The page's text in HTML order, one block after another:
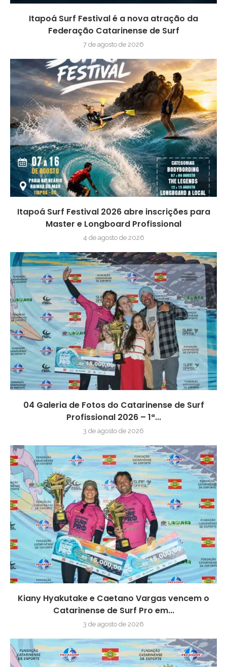
Itapoá Surf Festival é a nova atração da
Federação Catarinense de Surf
7 de agosto de 2026
Itapoá Surf Festival 2026 abre inscrições para
Master e Longboard Profissional
4 de agosto de 2026
04 Galeria de Fotos do Catarinense de Surf
Profissional 2026 – 1ª...
3 de agosto de 2026
Kiany Hyakutake e Caetano Vargas vencem o
Catarinense de Surf Pro em...
3 de agosto de 2026